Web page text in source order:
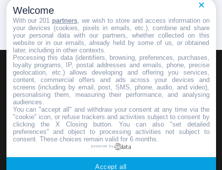
HOMEPAGEREDAZIONEINVIA UN COMUNICATO STAMPA
PUBBLICITÀSCRIVI AL DIRETTORE
Copyright © 2016 - 2025 ASD Fondo Italia - Partita Iva: IT 03855110049
Welcome
With our 201 partners , we wish to store and access information on
your devices (cookies, pixels in emails, etc.), combine and share
your personal data with our partners, whether collected on this
website or in our emails, already held by some of us, or obtained
later, including in other contexts.
Processing this data (identifiers, browsing, preferences, purchases,
loyalty programs, IP, postal addresses and emails, phone, precise
geolocation, etc.) allows developing and offering you services,
content, commercial offers and ads across your devices and
screens (including by email, post, SMS, phone, audio, and video),
personalising them, measuring their performance, and analysing
audiences.
You can "accept all" and withdraw your consent at any time via the
"cookie" icon, or refuse trackers and activities subject to consent by
clicking the X Closing button. You can also "set detailed
preferences" and object to processing activities not subject to
consent. These choices remain valid for 6 months.
powered by
Accept all